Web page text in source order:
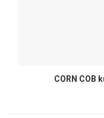
CORN COB